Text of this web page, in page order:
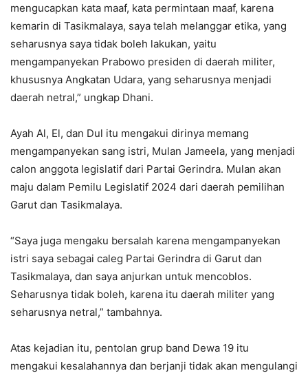
mengucapkan kata maaf, kata permintaan maaf, karena
kemarin di Tasikmalaya, saya telah melanggar etika, yang
seharusnya saya tidak boleh lakukan, yaitu
mengampanyekan Prabowo presiden di daerah militer,
khususnya Angkatan Udara, yang seharusnya menjadi
daerah netral,” ungkap Dhani.
Ayah Al, El, dan Dul itu mengakui dirinya memang
mengampanyekan sang istri, Mulan Jameela, yang menjadi
calon anggota legislatif dari Partai Gerindra. Mulan akan
maju dalam Pemilu Legislatif 2024 dari daerah pemilihan
Garut dan Tasikmalaya.
“Saya juga mengaku bersalah karena mengampanyekan
istri saya sebagai caleg Partai Gerindra di Garut dan
Tasikmalaya, dan saya anjurkan untuk mencoblos.
Seharusnya tidak boleh, karena itu daerah militer yang
seharusnya netral,” tambahnya.
Atas kejadian itu, pentolan grup band Dewa 19 itu
mengakui kesalahannya dan berjanji tidak akan mengulangi